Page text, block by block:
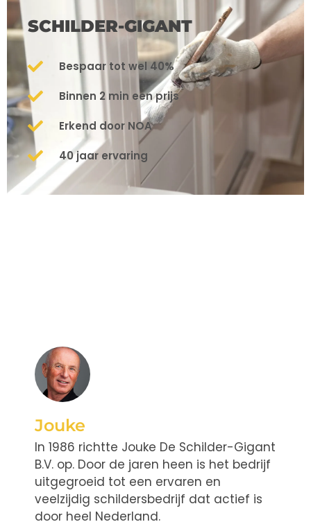
SCHILDER-GIGANT
Bespaar tot wel 40%
Binnen 2 min een prijs
Erkend door NOA
40 jaar ervaring
Jouke
In 1986 richtte Jouke De Schilder-Gigant
B.V. op. Door de jaren heen is het bedrijf
uitgegroeid tot een ervaren en
veelzijdig schildersbedrijf dat actief is
door heel Nederland.